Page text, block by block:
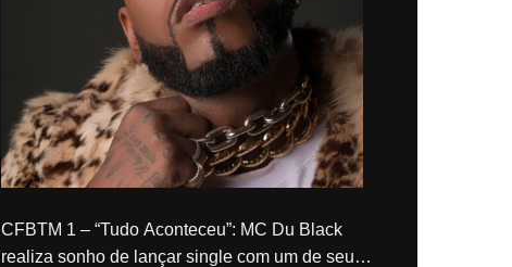
CFBTM 1 – “Tudo Aconteceu”: MC Du Black
realiza sonho de lançar single com um de seus